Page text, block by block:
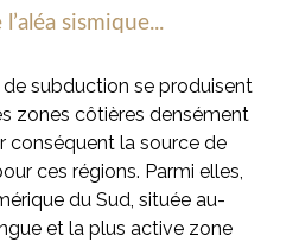
sismique...
de subduction se produisent
zones côtières densément
conséquent la source de
ces régions. Parmi elles,
du Sud, située au-
et la plus active zone